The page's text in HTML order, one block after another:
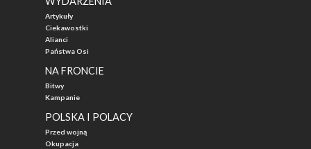
Artykuły
Ciekawostki
Alianci
Państwa Osi
NA FRONCIE
Bitwy
Kampanie
POLSKA I POLACY
Przed wojną
Okupacja